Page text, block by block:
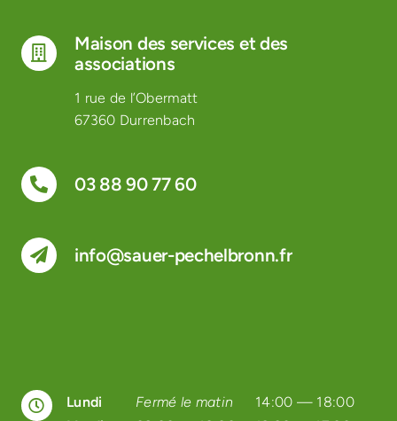
Maison des services et des
associations
1 rue de l’Obermatt
67360 Durrenbach
03 88 90 77 60
info@sauer-pechelbronn.fr
Lundi Fermé le matin
14:00 — 18:00